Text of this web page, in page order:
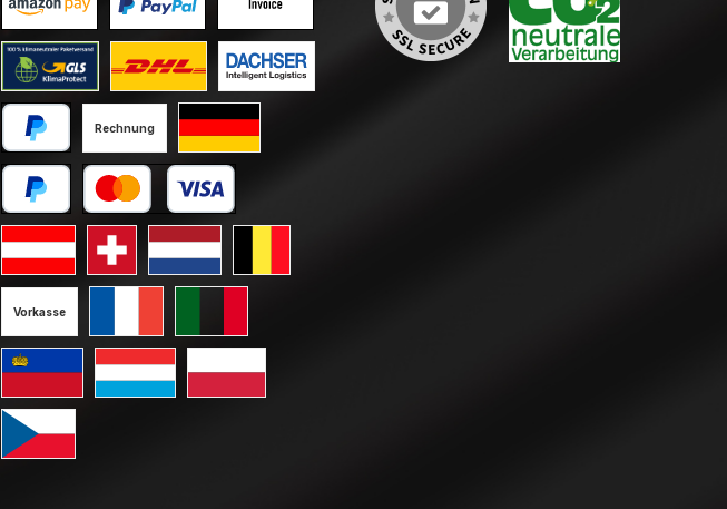
PayPal
Rechnung
Später bezahlenKredit- oder Debitkarte
Vorkasse
Benutzerdefiniertes Bild 1Benutzerdefiniertes Bild 2Benutzerdefiniertes Bild 3
Standard GLS Versand
Standard GLS Versand Österreich
Standard GLS Versand Schweiz
Standard GLS Versand Niederlande
Standard GLS Versand Belgien
Standard GLS Versand Frankreich
Standard GLS Versand Italien
Standard GLS Versand Liechtenstein
Benutzerdefiniertes Bild 1Benutzerdefiniertes Bild 2Benutzerdefiniertes Bild 3